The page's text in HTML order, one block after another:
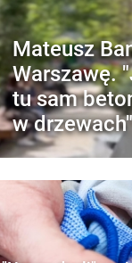
Mateusz
Warszawę.
tu sam
w drzewach"